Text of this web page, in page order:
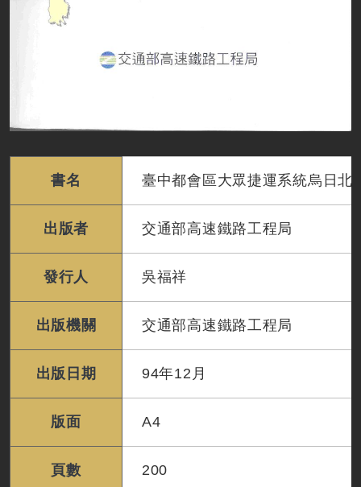
書名 臺中都會區大眾捷運系統烏日北
出版者 交通部高速鐵路工程局
發行人 吳福祥
出版機關 交通部高速鐵路工程局
出版日期 94年12月
版面 A4
頁數 200